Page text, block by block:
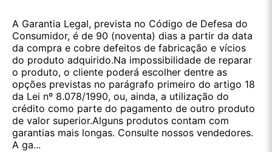
A Garantia Legal, prevista no Código de Defesa do
Consumidor, é de 90 (noventa) dias a partir da data
da compra e cobre defeitos de fabricação e vícios
do produto adquirido.Na impossibilidade de reparar
o produto, o cliente poderá escolher dentre as
opções previstas no parágrafo primeiro do artigo 18
da Lei nº 8.078/1990, ou, ainda, a utilização do
crédito como parte do pagamento de outro produto
de valor superior.Alguns produtos contam com
garantias mais longas. Consulte nossos vendedores.
A ga...